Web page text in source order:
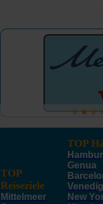
TOP
Reiseziele
Mittelmeer
TOP
Genua
Venedig
New